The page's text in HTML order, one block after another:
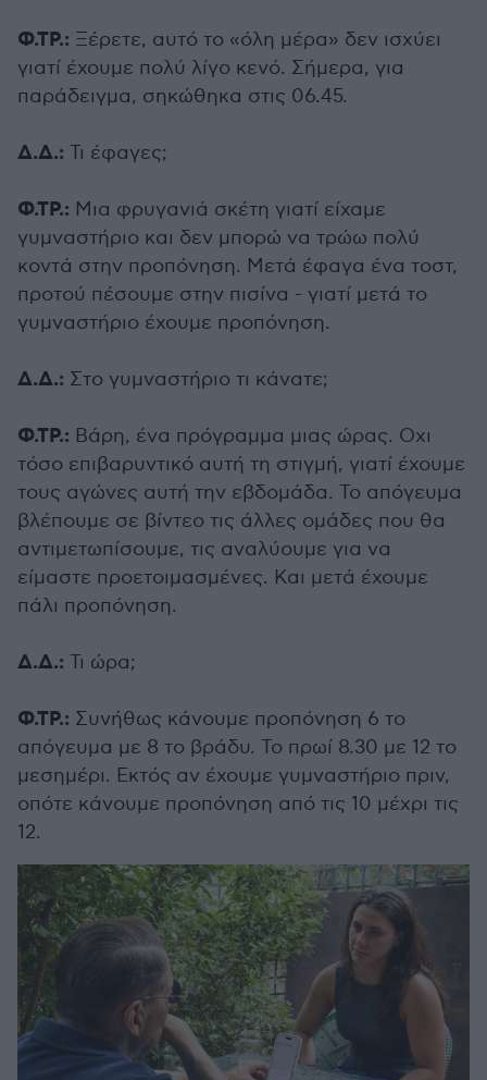
Φ.ΤΡ.: Ξέρετε, αυτό το «όλη μέρα» δεν ισχύει
γιατί έχουμε πολύ λίγο κενό. Σήμερα, για
παράδειγμα, σηκώθηκα στις 06.45.
Δ.Δ.: Τι έφαγες;
Φ.ΤΡ.: Μια φρυγανιά σκέτη γιατί είχαμε
γυμναστήριο και δεν μπορώ να τρώω πολύ
κοντά στην προπόνηση. Μετά έφαγα ένα τοστ,
προτού πέσουμε στην πισίνα - γιατί μετά το
γυμναστήριο έχουμε προπόνηση.
Δ.Δ.: Στο γυμναστήριο τι κάνατε;
Φ.ΤΡ.: Βάρη, ένα πρόγραμμα μιας ώρας. Οχι
τόσο επιβαρυντικό αυτή τη στιγμή, γιατί έχουμε
τους αγώνες αυτή την εβδομάδα. Το απόγευμα
βλέπουμε σε βίντεο τις άλλες ομάδες που θα
αντιμετωπίσουμε, τις αναλύουμε για να
είμαστε προετοιμασμένες. Και μετά έχουμε
πάλι προπόνηση.
Δ.Δ.: Τι ώρα;
Φ.ΤΡ.: Συνήθως κάνουμε προπόνηση 6 το
απόγευμα με 8 το βράδυ. Το πρωί 8.30 με 12 το
μεσημέρι. Εκτός αν έχουμε γυμναστήριο πριν,
οπότε κάνουμε προπόνηση από τις 10 μέχρι τις
12.